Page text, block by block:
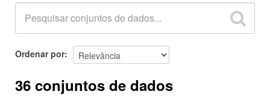
Ordenar por
36 conjuntos de dados